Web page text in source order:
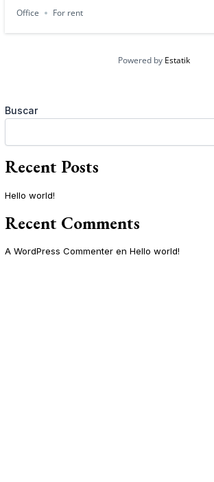
Office
For rent
Powered by Estatik
Buscar
Recent Posts
Hello world!
Recent Comments
A WordPress Commenter enHello world!